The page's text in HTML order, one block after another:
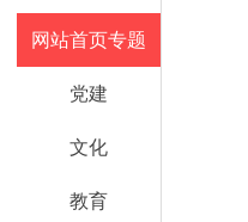
网站首页专题
党建
文化
教育